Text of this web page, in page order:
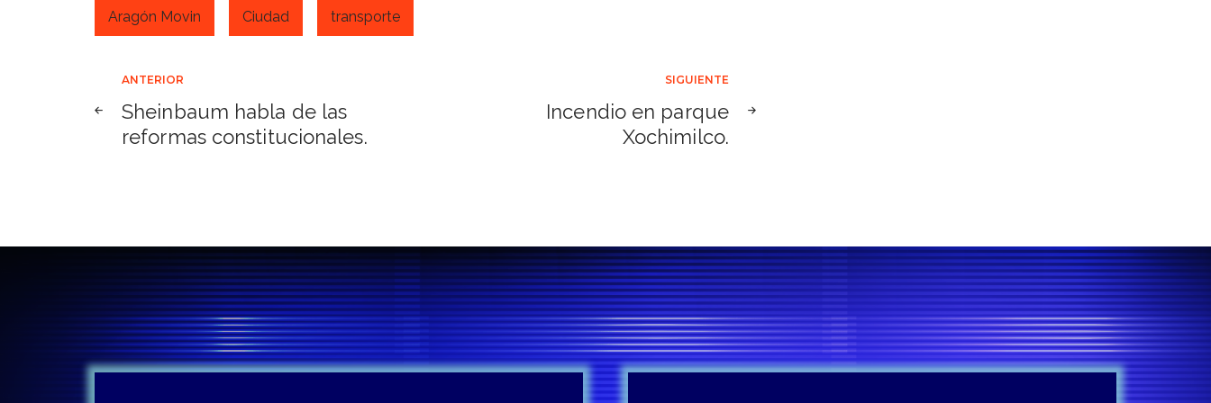
Aragón Movin Ciudad transporte
Navegación
de
ANTERIOR
Sheinbaum habla de las
reformas constitucionales.
SIGUIENTE
Incendio en parque
Xochimilco.